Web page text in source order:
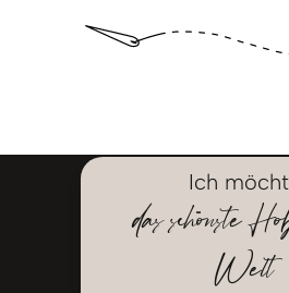
Ich
das schönste
Welt